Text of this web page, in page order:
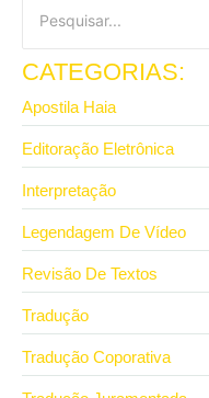
CATEGORIAS:
Apostila Haia
Editoração Eletrônica
Interpretação
Legendagem De Vídeo
Revisão De Textos
Tradução
Tradução Coporativa